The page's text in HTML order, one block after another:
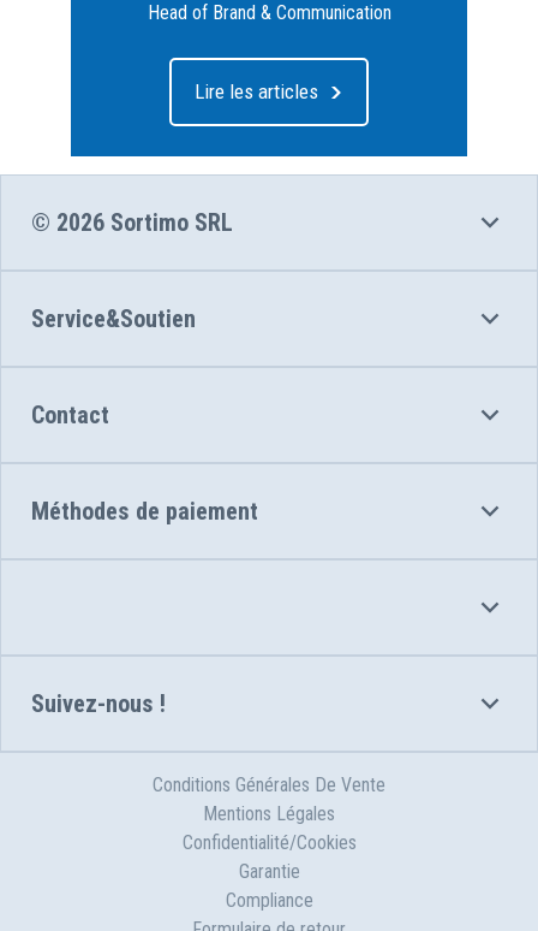
Head of Brand & Communication
Lire les articles
© 2026 Sortimo SRL
Service&Soutien
Contact
Méthodes de paiement
Suivez-nous !
Conditions Générales De Vente
Mentions Légales
Confidentialité/Cookies
Garantie
Compliance